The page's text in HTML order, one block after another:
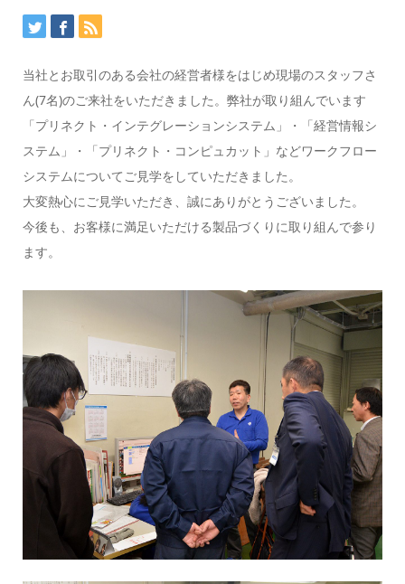
当社とお取引のある会社の経営者様をはじめ現場のスタッフさ
ん(7名)のご来社をいただきました。弊社が取り組んでいます
「プリネクト・インテグレーションシステム」・「経営情報シ
ステム」・「プリネクト・コンピュカット」などワークフロー
システムについてご見学をしていただきました。
大変熱心にご見学いただき、誠にありがとうございました。
今後も、お客様に満足いただける製品づくりに取り組んで参り
ます。